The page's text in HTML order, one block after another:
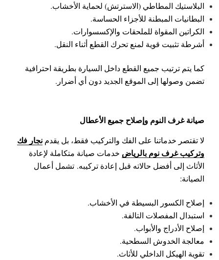
البلاستيك المطاطي (الاسترتش) لحماية الأخشاب.
البطانيات المبطنة للأجزاء الحساسة.
الكراتين المقواة للملحقات والإكسسوارات.
أشرطة تثبيت قوية لمنع تحرك القطع أثناء النقل.
كما يتم ترتيب جميع القطع داخل السيارة بطريقة احترافية
تضمن وصولها إلى الموقع الجديد دون أي أضرار.
صيانة غرف النوم وإصلاح جميع الأعطال
لا تقتصر خدماتنا على الفك والتركيب فقط، بل يقدم نجار فك
وتركيب غرف نوم بالرياض خدمات صيانة متكاملة لإعادة
الأثاث إلى أفضل حالاته قبل إعادة تركيبه. تشمل أعمال
الصيانة:
إصلاح الكسور البسيطة في الأخشاب.
استبدال المفصلات التالفة.
إصلاح الأدراج والأبواب.
معالجة الخدوش السطحية.
تقوية الهيكل الداخلي للأثاث.